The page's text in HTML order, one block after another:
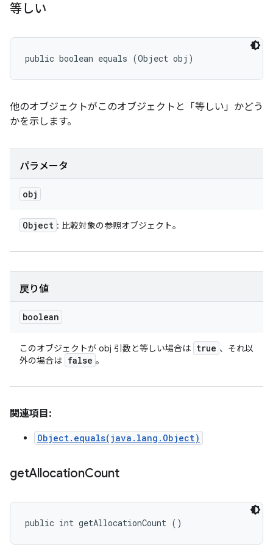
等しい
public boolean equals (Object obj)
他のオブジェクトがこのオブジェクトと「等しい」かどう
かを示します。
パラメータ
obj
Object : 比較対象の参照オブジェクト。
戻り値
boolean
このオブジェクトが obj 引数と等しい場合は true 、それ以
外の場合は false 。
関連項目:
Object.equals(java.lang.Object)
getAllocationCount
public int getAllocationCount ()